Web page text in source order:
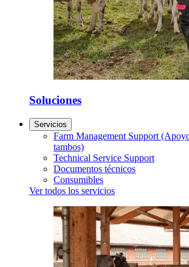
Soluciones
Servicios
Farm Management Support
tambos)
Technical Service Support
Documentos técnicos
Consumibles
Ver todos los servicios